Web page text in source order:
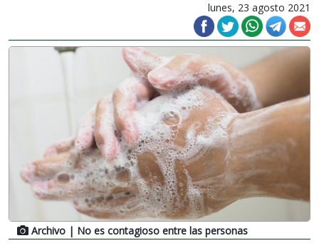
lunes, 23 agosto 2021
Archivo | No es contagioso entre las personas